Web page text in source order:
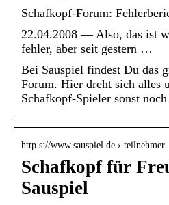
Schafkopf-Forum:
22.04.2008 — Also, das ist
fehler, aber seit gestern …
Bei Sauspiel findest Du das
Forum. Hier dreht sich alles
Schafkopf-Spieler sonst
http s://www.sauspiel.de › teilnehmer
Schafkopf für
Sauspiel